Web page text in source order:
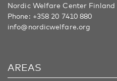
Nordic Welfare Center Finland
Phone: +358 20 7410 880
info@nordicwelfare.org
AREAS